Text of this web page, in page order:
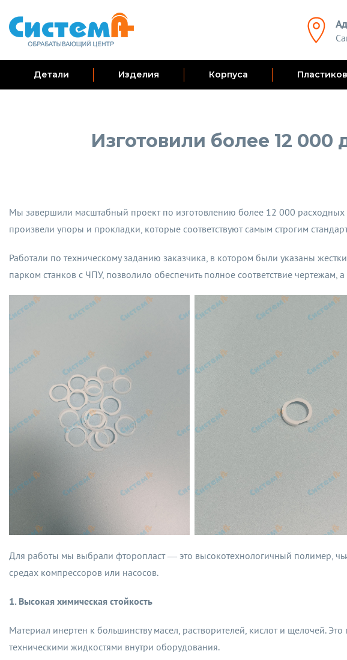
Детали Изделия Корпуса
Изготовили более 12
Мы завершили масштабный проект по изготовлению более 12 000
произвели упоры и прокладки, которые соответствуют самым строгим
Работали по техническому заданию заказчика, в котором были указаны
парком станков с ЧПУ, позволило обеспечить полное соответствие
Для работы мы выбрали фторопласт — это высокотехнологичный полимер,
средах компрессоров или насосов.
1. Высокая химическая стойкость
Материал инертен к большинству масел, растворителей, кислот и щелочей.
техническими жидкостями внутри оборудования.